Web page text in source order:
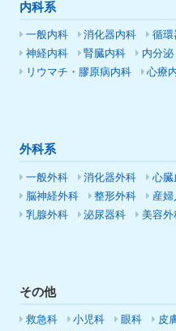
内科系
一般内科 消化器内科 循環
神経内科
腎臓内科 内分
リウマチ・膠原病内科
心療
外科系
一般外科 消化器外科 心臓
脳神経外科
整形外科 産婦
乳腺外科
泌尿器科 美容外
その他
救急科 小児科 眼科 皮